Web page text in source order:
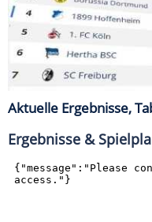
Aktuelle Ergebnisse,
Ergebnisse &